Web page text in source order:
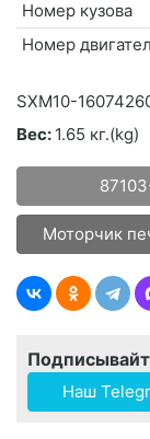
Номер кузова
Номер
SXM10-
Вес: 1.65 кг.(kg)
Моторчик
Наш